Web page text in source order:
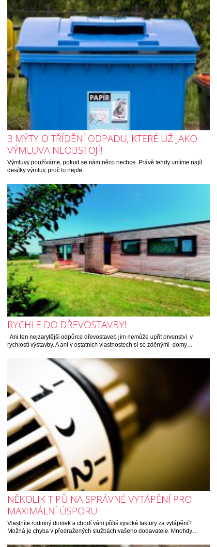
3 MÝTY O TŘÍDĚNÍ ODPADU, KTERÉ UŽ JAKO
VÝMLUVA NEOBSTOJÍ!
Výmluvy používáme, pokud se nám něco nechce. Právě tehdy umíme najít
desítky výmluv, proč to nejde.
RYCHLE DO DŘEVOSTAVBY!
Ani ten nejzarytější odpůrce dřevostaveb jim nemůže upřít prvenství v
rychlosti výstavby. A ani v ostatních vlastnostech si se zděnými domy…
NĚKOLIK TIPŮ NA SPRÁVNÉ VYTÁPĚNÍ PRO
MAXIMÁLNÍ ÚSPORU
Vlastníte rodinný domek a chodí vám příliš vysoké faktury za vytápění?
Možná je chyba v předražených službách vašeho dodavatele. Mnohdy…